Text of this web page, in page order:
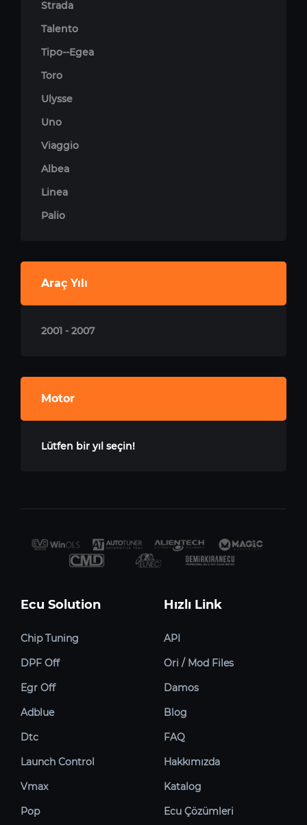
Strada
Talento
Tipo--Egea
Toro
Ulysse
Uno
Viaggio
Albea
Linea
Palio
Araç Yılı
2001 - 2007
Motor
Lütfen bir yıl seçin!
Ecu Solution
Chip Tuning
DPF Off
Egr Off
Adblue
Dtc
Launch Control
Vmax
Pop
Hızlı Link
API
Ori / Mod Files
Damos
Blog
FAQ
Hakkımızda
Katalog
Ecu Çözümleri